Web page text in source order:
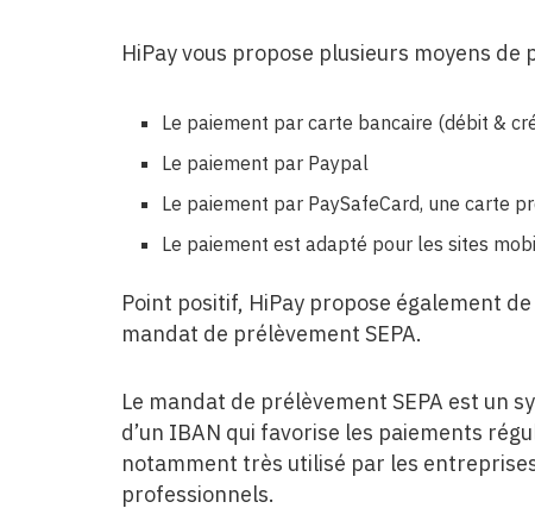
HiPay vous propose plusieurs moyens de
Le paiement par carte bancaire (débit &
Le paiement par Paypal
Le paiement par PaySafeCard, une carte
Le paiement est adapté pour les sites
Point positif, HiPay propose également
mandat de prélèvement SEPA.
Le mandat de prélèvement SEPA est un
d’un IBAN qui favorise les paiements
notamment très utilisé par les
professionnels.